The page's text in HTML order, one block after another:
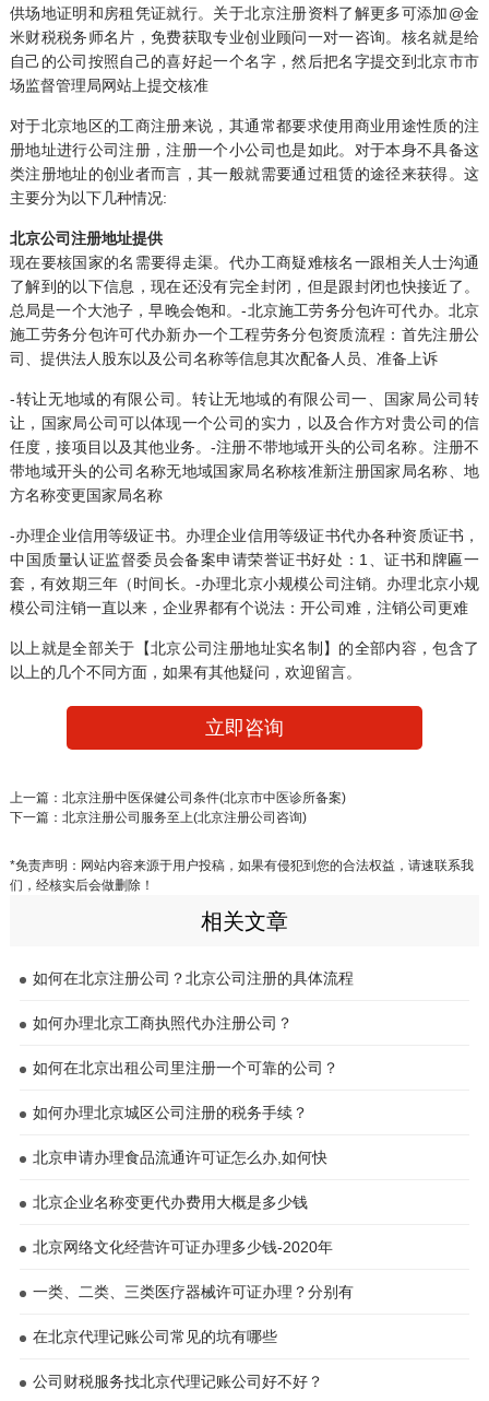
供场地证明和房租凭证就行。关于北京注册资料了解更多可添加@金
米财税税务师名片，免费获取专业创业顾问一对一咨询。核名就是给
自己的公司按照自己的喜好起一个名字，然后把名字提交到北京市市
场监督管理局网站上提交核准
对于北京地区的工商注册来说，其通常都要求使用商业用途性质的注
册地址进行公司注册，注册一个小公司也是如此。对于本身不具备这
类注册地址的创业者而言，其一般就需要通过租赁的途径来获得。这
主要分为以下几种情况:
北京公司注册地址提供
现在要核国家的名需要得走渠。代办工商疑难核名一跟相关人士沟通
了解到的以下信息，现在还没有完全封闭，但是跟封闭也快接近了。
总局是一个大池子，早晚会饱和。-北京施工劳务分包许可代办。北京
施工劳务分包许可代办新办一个工程劳务分包资质流程：首先注册公
司、提供法人股东以及公司名称等信息其次配备人员、准备上诉
-转让无地域的有限公司。转让无地域的有限公司一、国家局公司转
让 ，国家局公司可以体现一个公司的实力，以及合作方对贵公司的信
任度，接项目以及其他业务。-注册不带地域开头的公司名称。注册不
带地域开头的公司名称无地域国家局名称核准新注册国家局名称、地
方名称变更国家局名称
-办理企业信用等级证书。办理企业信用等级证书代办各种资质证书，
中国质量认证监督委员会备案申请荣誉证书好处：1、证书和牌匾一
套，有效期三年（时间长。-办理北京小规模公司注销。办理北京小规
模公司注销一直以来，企业界都有个说法：开公司难，注销公司更难
以上就是全部关于【北京公司注册地址实名制】的全部内容，包含了
以上的几个不同方面，如果有其他疑问，欢迎留言。
立即咨询
上一篇： 北京注册中医保健公司条件(北京市中医诊所备案)
下一篇： 北京注册公司服务至上(北京注册公司咨询)
*免责声明：网站内容来源于用户投稿，如果有侵犯到您的合法权益，请速联系我
们，经核实后会做删除！
相关文章
如何在北京注册公司？北京公司注册的具体流程
如何办理北京工商执照代办注册公司？
如何在北京出租公司里注册一个可靠的公司？
如何办理北京城区公司注册的税务手续？
北京申请办理食品流通许可证怎么办,如何快
北京企业名称变更代办费用大概是多少钱
北京网络文化经营许可证办理多少钱-2020年
一类、二类、三类医疗器械许可证办理？分别有
在北京代理记账公司常见的坑有哪些
公司财税服务找北京代理记账公司好不好？